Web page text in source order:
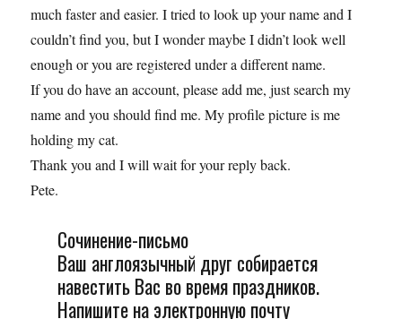
much faster and easier. I tried to look up your name and I
couldn’t find you, but I wonder maybe I didn’t look well
enough or you are registered under a different name.
If you do have an account, please add me, just search my
name and you should find me. My profile picture is me
holding my cat.
Thank you and I will wait for your reply back.
Pete.
Сочинение-письмо
Ваш англоязычный друг собирается
навестить Вас во время праздников.
Напишите на электронную почту